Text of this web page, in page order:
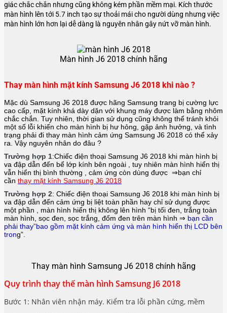
giác chắc chắn nhưng cũng không kém phần mềm mại. Kích thước
màn hình lên tới 5.7 inch tạo sự thoải mái cho người dùng nhưng việc
màn hình lớn hơn lại dễ dàng là nguyên nhân gây nứt vỡ màn hình.
Màn hình J6 2018 chính hãng
Thay màn hình mặt kính Samsung J6 2018 khi nào ?
Mặc dù Samsung J6 2018 được hãng Samsung trang bị cường lực
cao cấp, mặt kính khá dày dặn với khung máy được làm bằng nhôm
chắc chắn. Tuy nhiên, thời gian sử dụng cũng không thể tránh khỏi
một số lỗi khiến cho màn hình bị hư hỏng, gặp ảnh hưởng, và tình
trạng phải đi thay màn hình cảm ứng Samsung J6 2018 có thể xảy
ra. Vậy nguyên nhân do đâu ?
Trường hợp 1:Chiếc điện thoại Samsung J6 2018 khi màn hình bị
va đập dẫn đến bể lớp kính bên ngoài , tuy nhiên màn hình hiển thị
vẫn hiển thị bình thường , cảm ứng còn dùng được ⇒bạn chỉ
cần thay mặt kính Samsung J6 2018
Trường hợp 2: Chiếc điện thoại Samsung J6 2018 khi màn hình bị
va đập dẫn đến cảm ứng bị liệt toàn phần hay chỉ sử dụng được
một phần , màn hình hiển thị không lên hình “bị tối đen, trắng toàn
màn hình, sọc đen, sọc trắng, đốm đen trên màn hình ⇒ bạn cần
phải thay”bao gồm mặt kính cảm ứng và màn hình hiển thị LCD bên
trong”.
Thay màn hình Samsung J6 2018 chính hãng
Quy trình thay thế màn hình Samsung J6 2018
Bước 1: Nhân viên nhận máy. Kiểm tra lỗi phần cứng, mềm